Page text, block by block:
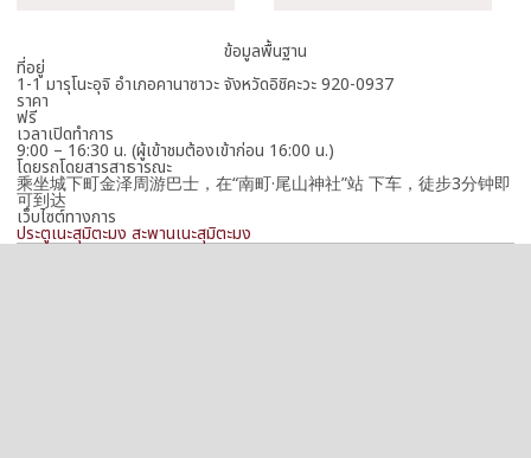
ข้อมูลพื้นฐาน
ที่อยู่
1-1 มารุโนะอุจิ อำเภอคานาซาวะ จังหวัดอิชิคะวะ 920-0937
ราคา
ฟรี
เวลาเปิดทำการ
9:00 – 16:30 น. (ผู้เข้าชมต้องเข้าก่อน 16:00 น.)
โดยรถโดยสารสาธารณะ
乘坐城下町金泽周游巴士，在“南町·尾山神社”站 下车，徒步3分钟即
可到达
เว็บไซต์ทางการ
ประตูเนะสุมิตะมง สะพานเนะสุมิตะมง